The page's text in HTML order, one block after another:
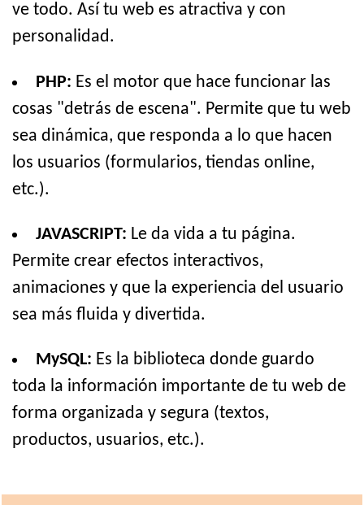
ve todo. Así tu web es atractiva y con
personalidad.
PHP: Es el motor que hace funcionar las
cosas "detrás de escena". Permite que tu web
sea dinámica, que responda a lo que hacen
los usuarios (formularios, tiendas online,
etc.).
JAVASCRIPT: Le da vida a tu página.
Permite crear efectos interactivos,
animaciones y que la experiencia del usuario
sea más fluida y divertida.
MySQL: Es la biblioteca donde guardo
toda la información importante de tu web de
forma organizada y segura (textos,
productos, usuarios, etc.).